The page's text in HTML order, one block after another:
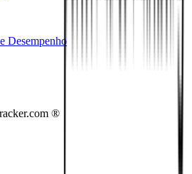
Desempenho
®